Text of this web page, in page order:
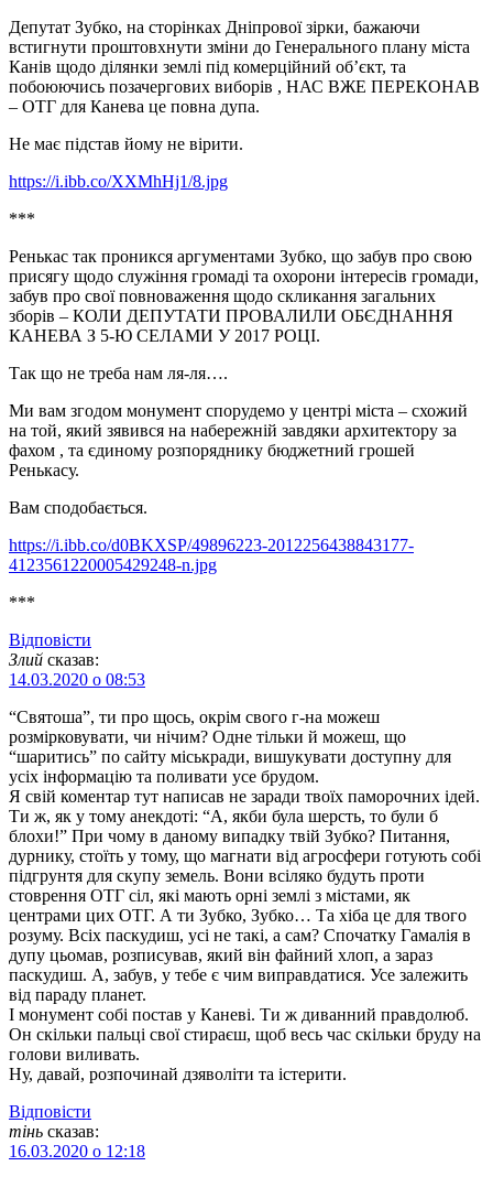
Депутат Зубко, на сторінках Дніпрової зірки, бажаючи
встигнути проштовхнути зміни до Генерального плану міста
Канів щодо ділянки землі під комерційний об’єкт, та
побоюючись позачергових виборів , НАС ВЖЕ ПЕРЕКОНАВ
– ОТГ для Канева це повна дупа.
Не має підстав йому не вірити.
https://i.ibb.co/XXMhHj1/8.jpg
***
Ренькас так проникся аргументами Зубко, що забув про свою
присягу щодо служіння громаді та охорони інтересів громади,
забув про свої повноваження щодо скликання загальних
зборів – КОЛИ ДЕПУТАТИ ПРОВАЛИЛИ ОБЄДНАННЯ
КАНЕВА З 5-Ю СЕЛАМИ У 2017 РОЦІ.
Так що не треба нам ля-ля….
Ми вам згодом монумент спорудемо у центрі міста – схожий
на той, який зявився на набережній завдяки архитектору за
фахом , та єдиному розпоряднику бюджетний грошей
Ренькасу.
Вам сподобається.
https://i.ibb.co/d0BKXSP/49896223-2012256438843177-
4123561220005429248-n.jpg
***
Відповіcти
Злий сказав:
14.03.2020 о 08:53
“Святоша”, ти про щось, окрім свого г-на можеш
розмірковувати, чи нічим? Одне тільки й можеш, що
“шаритись” по сайту міськради, вишукувати доступну для
усіх інформацію та поливати усе брудом.
Я свій коментар тут написав не заради твоїх паморочних ідей.
Ти ж, як у тому анекдоті: “А, якби була шерсть, то були б
блохи!” При чому в даному випадку твій Зубко? Питання,
дурнику, стоїть у тому, що магнати від агросфери готують собі
підгрунтя для скупу земель. Вони всіляко будуть проти
стоврення ОТГ сіл, які мають орні землі з містами, як
центрами цих ОТГ. А ти Зубко, Зубко… Та хіба це для твого
розуму. Всіх паскудиш, усі не такі, а сам? Спочатку Гамалія в
дупу цьомав, розписував, який він файний хлоп, а зараз
паскудиш. А, забув, у тебе є чим виправдатися. Усе залежить
від параду планет.
І монумент собі постав у Каневі. Ти ж диванний правдолюб.
Он скільки пальці свої стираєш, щоб весь час скільки бруду на
голови виливать.
Ну, давай, розпочинай дзяволіти та істерити.
Відповіcти
тінь сказав:
16.03.2020 о 12:18